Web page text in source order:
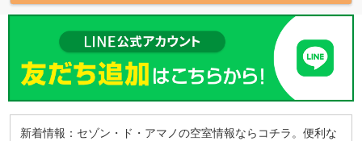
新着情報：セゾン・ド・アマノの空室情報ならコチラ。便利な